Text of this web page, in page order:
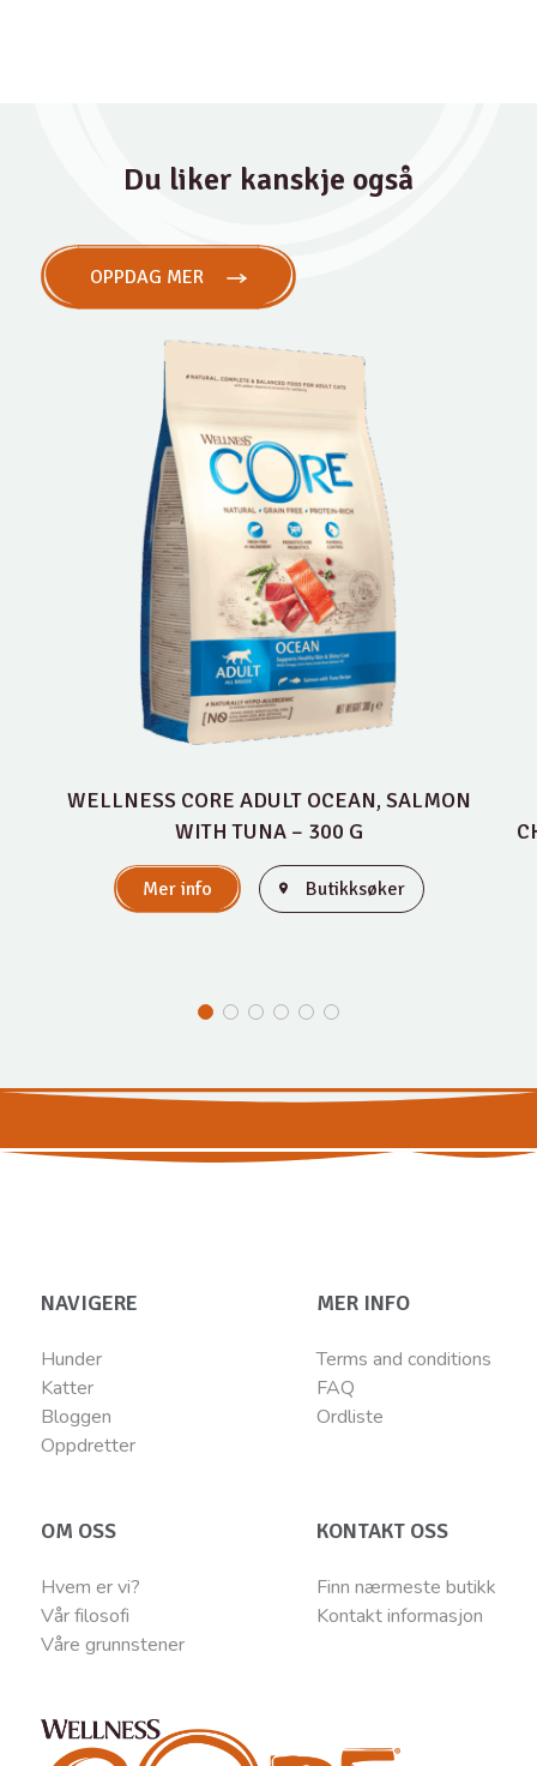
Du liker kanskje også
OPPDAG MER
WELLNESS CORE ADULT OCEAN, SALMON
WITH TUNA – 300 G
Mer info Butikksøker
NAVIGERE
Hunder
Katter
Bloggen
Oppdretter
MER INFO
Terms and conditions
FAQ
Ordliste
OM OSS
Hvem er vi?
Vår filosofi
Våre grunnstener
KONTAKT OSS
Finn nærmeste butikk
Kontakt informasjon